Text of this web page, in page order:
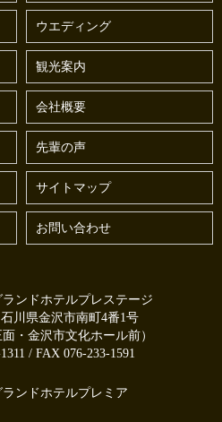
ウエディング
観光案内
会社概要
先輩の声
サイトマップ
お問い合わせ
ンドホテルプレステージ
川県金沢市南町4番1号
面・金沢市文化ホール前）
/ FAX 076-233-1591
ンドホテルプレミア